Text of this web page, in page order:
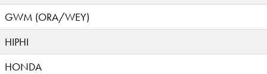
GWM (ORA/WEY)
HIPHI
HONDA